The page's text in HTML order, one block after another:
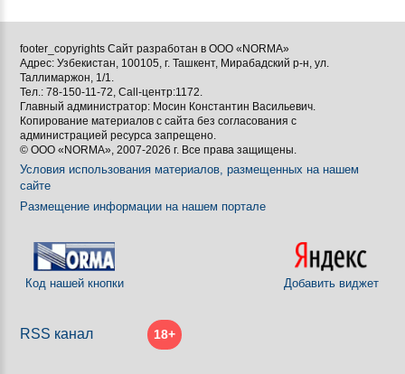


[BBCODE]
footer_copyrights Сайт разработан в ООО «NORMA»
Адрес: Узбекистан, 100105, г. Ташкент, Мирабадский р-н, ул.
Таллимаржон, 1/1.
Тел.: 78-150-11-72, Call-центр:1172.
Главный администратор: Мосин Константин Васильевич.
Копирование материалов с сайта без согласования с
администрацией ресурса запрещено.
© ООО «NORMA», 2007-2026 г. Все права защищены.
Условия использования материалов, размещенных на нашем
сайте
Размещение информации на нашем портале
Код нашей кнопки Добавить виджет
RSS канал 18+